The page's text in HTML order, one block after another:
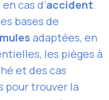
cas d’accident.
bases de
adaptées, en
les pièges à
et des cas
pour trouver la